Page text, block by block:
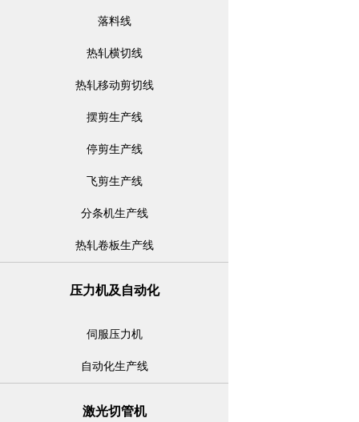
落料线
热轧横切线
热轧移动剪切线
摆剪生产线
停剪生产线
飞剪生产线
分条机生产线
热轧卷板生产线
压力机及自动化
伺服压力机
自动化生产线
激光切管机